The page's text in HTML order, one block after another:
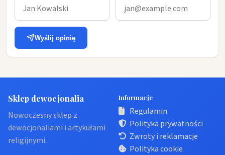
Wyślij opinię
Sklep dewocjonalia
Nowoczesny sklep z
dewocjonaliami i artykułami
religijnymi.
Informacje
Regulamin
Polityka prywatności
Zwroty i reklamacje
Polityka cookie